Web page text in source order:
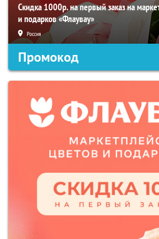
Скидка 1000р. на первый заказ на
и подарков «Флаувау»
Россия
Промокод